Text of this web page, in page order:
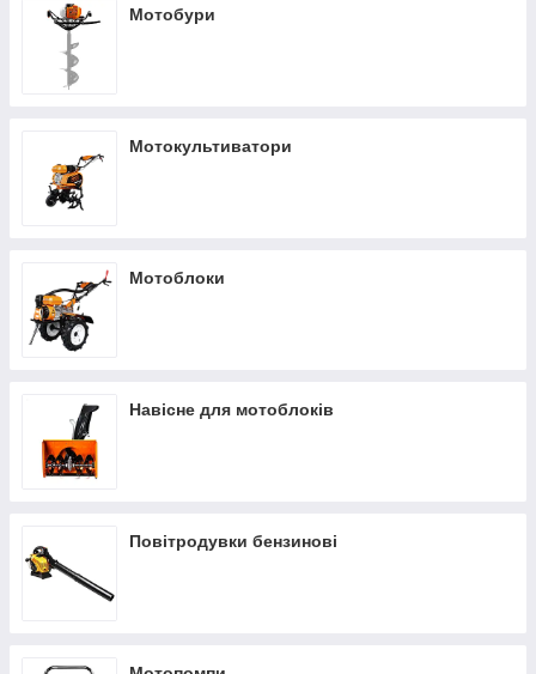
Мотобури
Мотокультиватори
Мотоблоки
Навісне для мотоблоків
Повітродувки бензинові